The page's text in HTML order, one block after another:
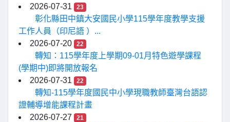
2026-07-31
23
彰化縣田中鎮大安國民小學115學年度教學支援
工作人員（印尼語 ）...
2026-07-20
22
轉知：115學年度上學期09-01月特色遊學課程
(學期中)即將開放報名
2026-07-31
22
轉知-115學年度國民中小學現職教師臺灣台語認
證輔導增能課程計畫
2026-07-27
21